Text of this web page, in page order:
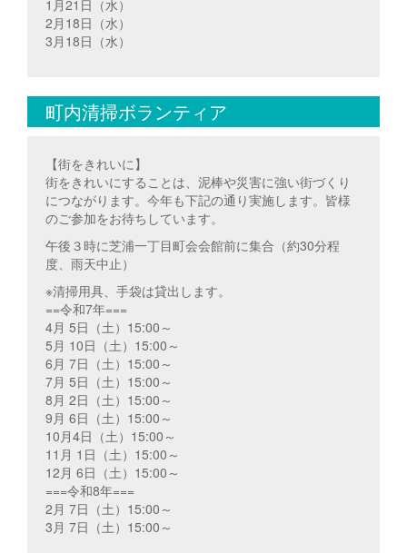
1月21日（水）
2月18日（水）
3月18日（水）
町内清掃ボランティア
【街をきれいに】
街をきれいにすることは、泥棒や災害に強い街づくり
につながります。今年も下記の通り実施します。皆様
のご参加をお待ちしています。
午後３時に芝浦一丁目町会会館前に集合（約30分程
度、雨天中止）
※清掃用具、手袋は貸出します。
==令和7年===
4月 5日（土）15:00～
5月 10日（土）15:00～
6月 7日（土）15:00～
7月 5日（土）15:00～
8月 2日（土）15:00～
9月 6日（土）15:00～
10月4日（土）15:00～
11月 1日（土）15:00～
12月 6日（土）15:00～
===令和8年===
2月 7日（土）15:00～
3月 7日（土）15:00～